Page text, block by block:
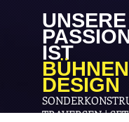
UNSERE
IST
BÜHNEN
DESIGN
TRAVERSEN |